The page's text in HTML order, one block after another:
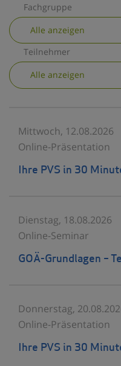
Fachgruppe
Alle anzeigen
Teilnehmer
Alle anzeigen
Mittwoch, 12.08.2026
Online-Präsentation
Ihre PVS in 30
Dienstag, 18.08.2026
Online-Seminar
GOÄ-Grundlagen –
Donnerstag,
Online-Präsentation
Ihre PVS in 30